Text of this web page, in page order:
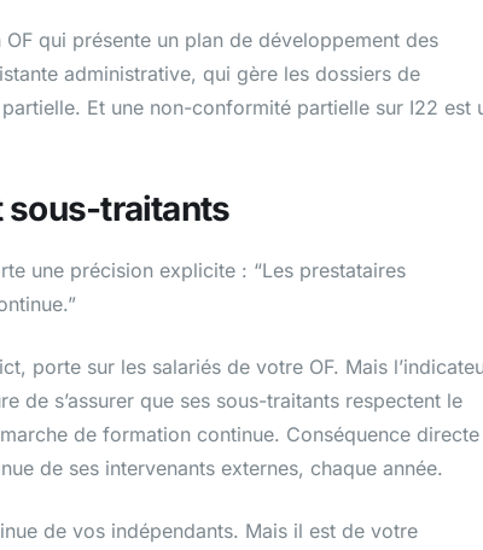
OF qui présente un plan de développement des
administrative, qui gère les dossiers de
Et une non-conformité partielle sur I22 est
sous-traitants
une précision explicite : “Les prestataires
porte sur les salariés de votre OF. Mais
de s’assurer que ses sous-traitants respectent le
de formation continue. Conséquence
de ses intervenants externes, chaque année.
de vos indépendants. Mais il est de votre